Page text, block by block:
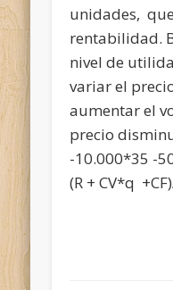
unidades,
rentabilidad.
nivel de
variar el
aumentar el
precio
-10.000*35 -
(R + CV*q